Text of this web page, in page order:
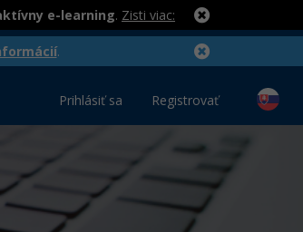
e-learning. Zisti viac:
.
Prihlásiť sa Registrovať